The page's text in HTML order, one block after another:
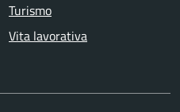
Turismo
Vita lavorativa